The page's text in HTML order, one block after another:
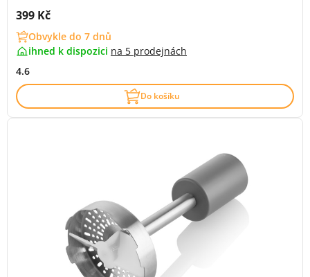
Cena s DPH:
399 Kč
Obvykle do 7 dnů
ihned k dispozici na 5 prodejnách
4.6
Do košíku